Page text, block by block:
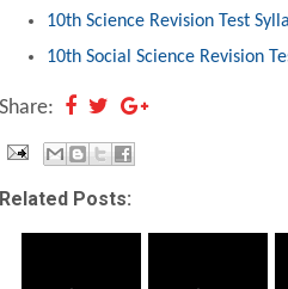
10th Science Revision Test
10th Social Science Revision
Share:
Related Posts: